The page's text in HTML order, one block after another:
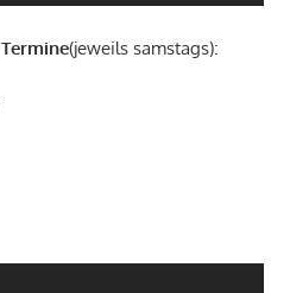
Termine(jeweils samstags):